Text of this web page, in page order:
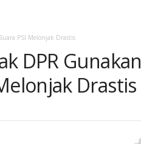
PSI Melonjak Drastis
DPR Gunakan
Drastis